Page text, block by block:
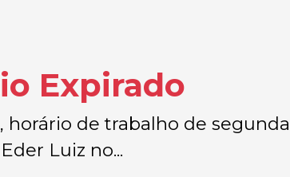
Expirado
de trabalho de
Luiz no...